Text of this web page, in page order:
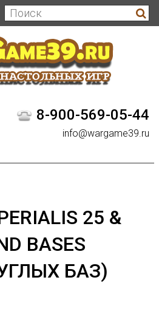
8-900-569-05-44
info@wargame39.ru
25 &
BASES
БАЗ)